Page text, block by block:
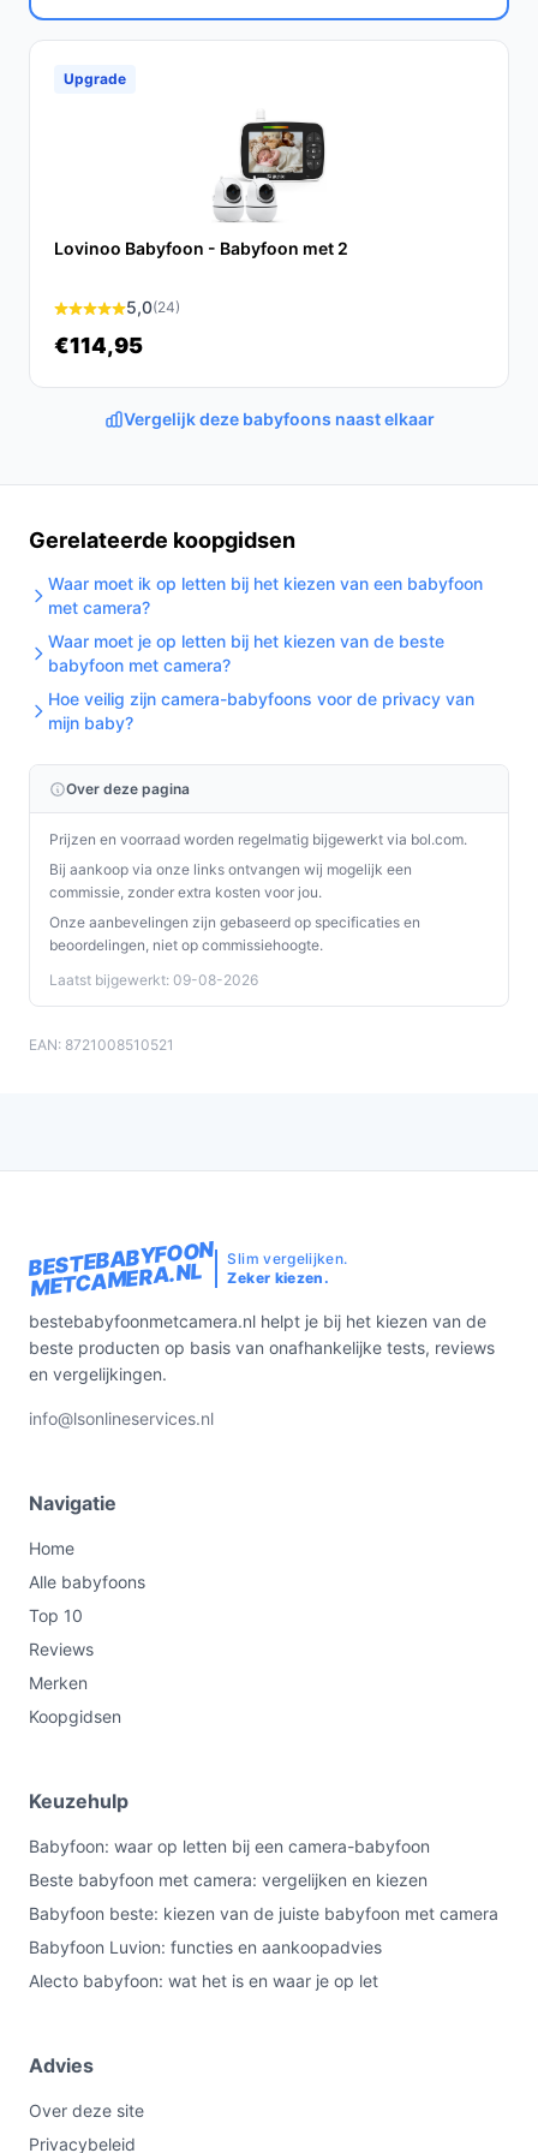
De Lovinoo Babyfoon met Camera is een uitstekende
keuze voor ouders die op zoek zijn naar een
betrouwbare en gebruiksvriendelijke baby monitor. Met
uitbreidbaarheid, biedt deze babyfoon alles wat je nodig
hebt om je kleintje veilig en gerust te houden.
Ontdek alle specificaties en vergelijk prijzen op
bestebabyfoonmetcamera.nl. Kies bewust wat perfect
Upgrade
Lovinoo Babyfoon - Babyfoon met 2
5,0(24)
€114,95
Vergelijk deze babyfoons naast elkaar
Gerelateerde koopgidsen
Waar moet ik op letten bij het kiezen van een babyfoon
met camera?
Waar moet je op letten bij het kiezen van de beste
babyfoon met camera?
Hoe veilig zijn camera-babyfoons voor de privacy van
mijn baby?
Over deze pagina
Prijzen en voorraad worden regelmatig bijgewerkt via bol.com.
Bij aankoop via onze links ontvangen wij mogelijk een
commissie, zonder extra kosten voor jou.
Onze aanbevelingen zijn gebaseerd op specificaties en
beoordelingen, niet op commissiehoogte.
Laatst bijgewerkt: 09-08-2026
EAN: 8721008510521
BESTEBABYFOON
METCAMERA.NL
Slim vergelijken.
Zeker kiezen.
bestebabyfoonmetcamera.nl helpt je bij het kiezen van de
beste producten op basis van onafhankelijke tests, reviews
en vergelijkingen.
info@lsonlineservices.nl
Navigatie
Home
Alle babyfoons
Top 10
Reviews
Merken
Koopgidsen
Keuzehulp
Babyfoon: waar op letten bij een camera-babyfoon
Beste babyfoon met camera: vergelijken en kiezen
Babyfoon beste: kiezen van de juiste babyfoon met camera
Babyfoon Luvion: functies en aankoopadvies
Alecto babyfoon: wat het is en waar je op let
Advies
Over deze site
Privacybeleid